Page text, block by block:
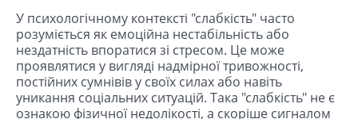
У психологічному контексті "слабкість" часто
розуміється як емоційна нестабільність або
нездатність впоратися зі стресом. Це може
проявлятися у вигляді надмірної тривожності,
постійних сумнівів у своїх силах або навіть
уникання соціальних ситуацій. Така "слабкість" не є
ознакою фізичної недолікості, а скоріше сигналом